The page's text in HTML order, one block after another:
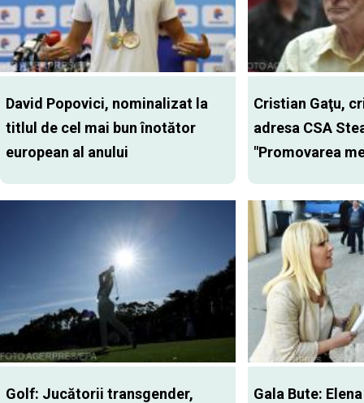
David Popovici, nominalizat la
titlul de cel mai bun înotător
european al anului
Cristian Gaţu,
adresa CSA
"Promovarea
Golf: Jucătorii transgender,
Gala Bute: